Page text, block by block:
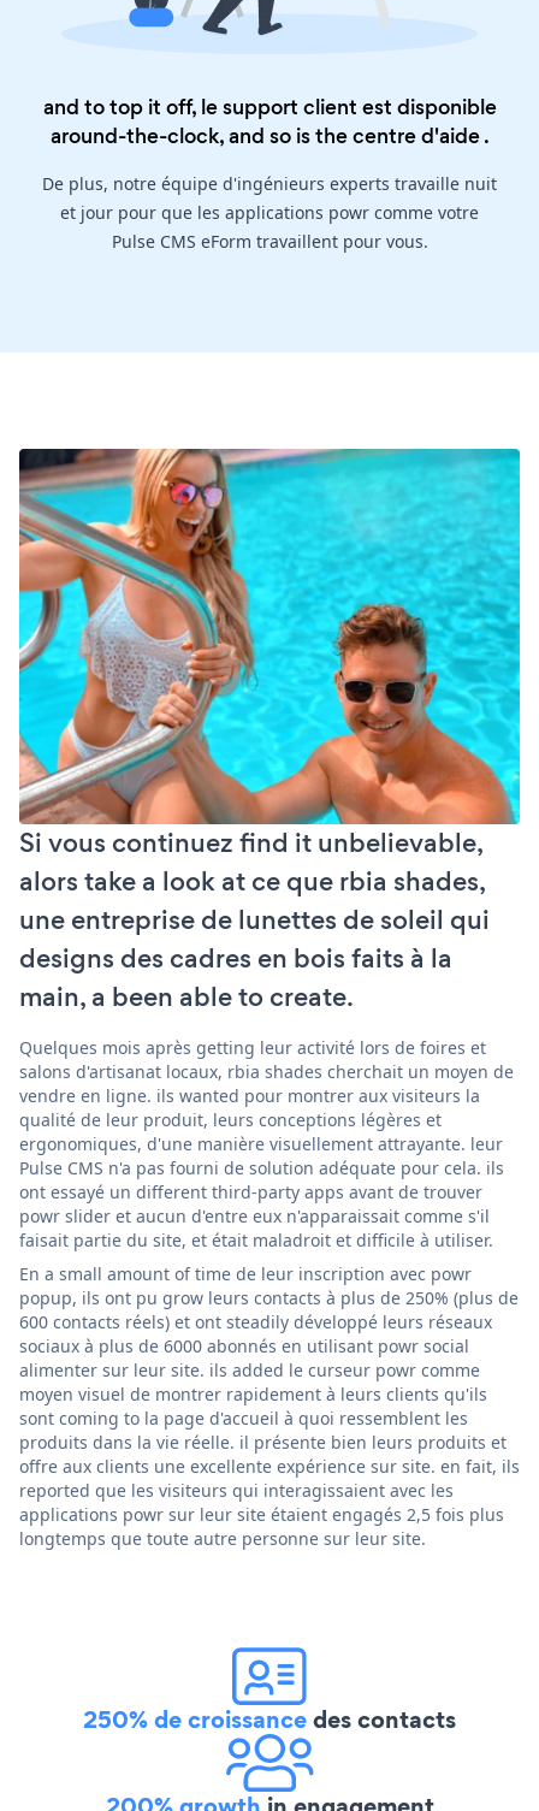
and to top it off, le support client est disponible
around-the-clock, and so is thecentre d'aide.
De plus, notre équipe d'ingénieurs experts travaille nuit
et jour pour que les applications powr comme votre
Pulse CMS eForm travaillent pour vous.
Si vous continuez find it unbelievable,
alors take a look at ce que rbia shades,
une entreprise de lunettes de soleil qui
designs des cadres en bois faits à la
main, a been able to create.
Quelques mois après getting leur activité lors de foires et
salons d'artisanat locaux, rbia shades cherchait un moyen de
vendre en ligne. ils wanted pour montrer aux visiteurs la
qualité de leur produit, leurs conceptions légères et
ergonomiques, d'une manière visuellement attrayante. leur
Pulse CMS n'a pas fourni de solution adéquate pour cela. ils
ont essayé un different third-party apps avant de trouver
powr slider et aucun d'entre eux n'apparaissait comme s'il
faisait partie du site, et était maladroit et difficile à utiliser.
En a small amount of time de leur inscription avec powr
popup, ils ont pu grow leurs contacts à plus de 250% (plus de
600 contacts réels) et ont steadily développé leurs réseaux
sociaux à plus de 6000 abonnés en utilisant powr social
alimenter sur leur site. ils added le curseur powr comme
moyen visuel de montrer rapidement à leurs clients qu'ils
sont coming to la page d'accueil à quoi ressemblent les
produits dans la vie réelle. il présente bien leurs produits et
offre aux clients une excellente expérience sur site. en fait, ils
reported que les visiteurs qui interagissaient avec les
applications powr sur leur site étaient engagés 2,5 fois plus
longtemps que toute autre personne sur leur site.
250% de croissancedes contacts